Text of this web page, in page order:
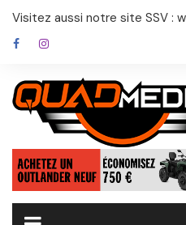
Skip
content
Visitez aussi notre site SSV :